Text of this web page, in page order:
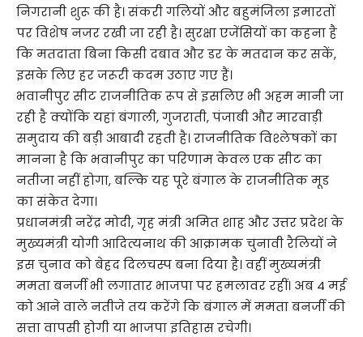
निगरानी शुरू की है। संकरी गलियों और बहुमंजिला इमारतों
पर विशेष नजर रखी जा रही है। सुरक्षा एजेंसियों का कहना है
कि मतदाता बिना किसी दबाव और डर के मतदान कर सकें,
इसके लिए हर जरूरी कदम उठाए गए हैं।
भवानीपुर सीट राजनीतिक रूप से इसलिए भी अहम मानी जा
रही है क्योंकि यहां बंगाली, गुजराती, पंजाबी और मारवाड़ी
समुदाय की बड़ी आबादी रहती है। राजनीतिक विश्लेषकों का
मानना है कि भवानीपुर का परिणाम केवल एक सीट का
नतीजा नहीं होगा, बल्कि यह पूरे बंगाल के राजनीतिक मूड
का संकेत देगा।
प्रधानमंत्री नरेंद्र मोदी, गृह मंत्री अमित शाह और उत्तर प्रदेश के
मुख्यमंत्री योगी आदित्यनाथ की आक्रामक चुनावी रैलियों ने
इस चुनाव को बेहद दिलचस्प बना दिया है। वहीं मुख्यमंत्री
ममता बनर्जी भी लगातार भाजपा पर हमलावर रहीं। अब 4 मई
को आने वाले नतीजे तय करेंगे कि बंगाल में ममता बनर्जी की
सत्ता वापसी होगी या भाजपा इतिहास रचेगी।